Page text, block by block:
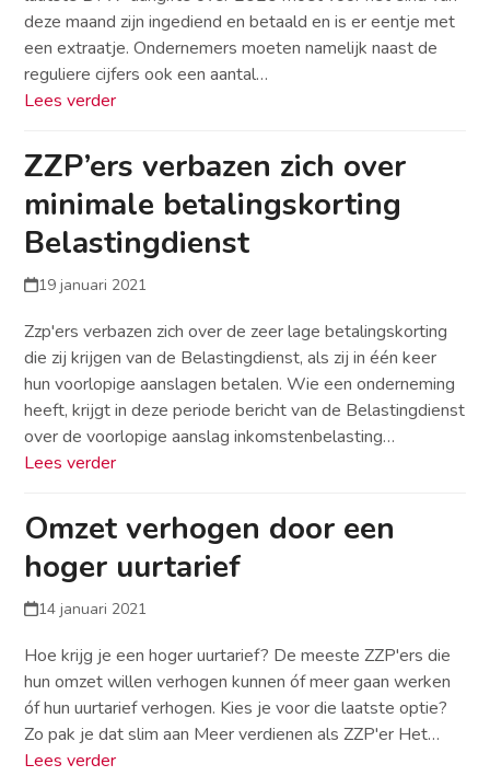
deze maand zijn ingediend en betaald en is er eentje met
een extraatje. Ondernemers moeten namelijk naast de
reguliere cijfers ook een aantal…
Lees verder
ZZP’ers verbazen zich over
minimale betalingskorting
Belastingdienst
19 januari 2021
Zzp'ers verbazen zich over de zeer lage betalingskorting
die zij krijgen van de Belastingdienst, als zij in één keer
hun voorlopige aanslagen betalen. Wie een onderneming
heeft, krijgt in deze periode bericht van de Belastingdienst
over de voorlopige aanslag inkomstenbelasting…
Lees verder
Omzet verhogen door een
hoger uurtarief
14 januari 2021
Hoe krijg je een hoger uurtarief? De meeste ZZP'ers die
hun omzet willen verhogen kunnen óf meer gaan werken
óf hun uurtarief verhogen. Kies je voor die laatste optie?
Zo pak je dat slim aan Meer verdienen als ZZP'er Het…
Lees verder